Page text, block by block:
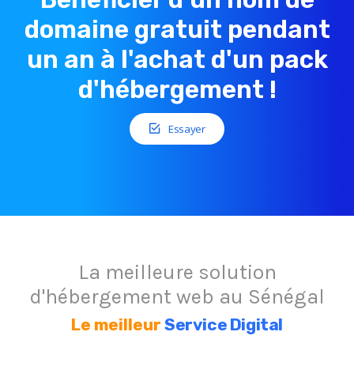
domaine gratuit pendant
un an à l'achat d'un pack
d'hébergement !
Essayer
La meilleure solution
d'hébergement web au Sénégal
Le meilleur Service Digital